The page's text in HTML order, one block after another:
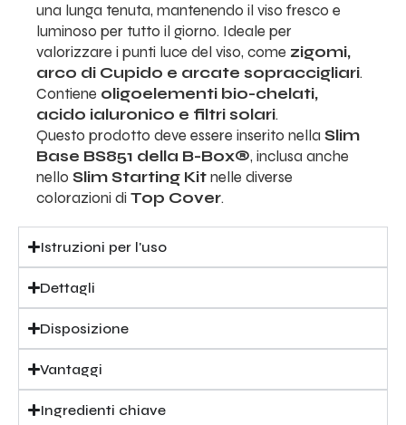
una lunga tenuta, mantenendo il viso fresco e
luminoso per tutto il giorno. Ideale per
valorizzare i punti luce del viso, come zigomi,
arco di Cupido e arcate sopraccigliari.
Contiene oligoelementi bio-chelati,
acido ialuronico e filtri solari.
Questo prodotto deve essere inserito nella Slim
Base BS851 della B-Box®, inclusa anche
nello Slim Starting Kitnelle diverse
colorazioni di Top Cover.
Istruzioni per l'uso
Dettagli
Disposizione
Vantaggi
Ingredienti chiave